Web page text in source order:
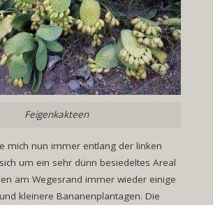
Feigenkakteen
mich nun immer entlang der linken
um ein sehr dünn besiedeltes Areal
am Wegesrand immer wieder einige
kleinere Bananenplantagen. Die